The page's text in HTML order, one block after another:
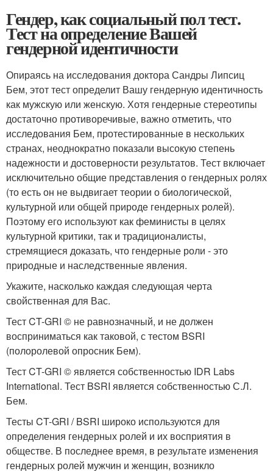
Гендер, как социальный пол тест.
Тест на определение Вашей
гендерной идентичности
Опираясь на исследования доктора Сандры Липсиц
Бем, этот тест определит Вашу гендерную идентичность
как мужскую или женскую. Хотя гендерные стереотипы
достаточно противоречивые, важно отметить, что
исследования Бем, протестированные в нескольких
странах, неоднократно показали высокую степень
надежности и достоверности результатов. Тест включает
исключительно общие представления о гендерных ролях
(то есть он не выдвигает теории о биологической,
культурной или общей природе гендерных ролей).
Поэтому его используют как феминисты в целях
культурной критики, так и традиционалисты,
стремящиеся доказать, что гендерные роли - это
природные и наследственные явления.
Укажите, насколько каждая следующая черта
свойственная для Вас.
Тест CT-GRI © не равнозначный, и не должен
восприниматься как таковой, с тестом BSRI
(полоролевой опросник Бем).
Тест CT-GRI © является собственностью IDR Labs
International. Тест BSRI является собственностью С.Л.
Бем.
Тесты CT-GRI / BSRI широко используются для
определения гендерных ролей и их восприятия в
обществе. В последнее время, в результате изменения
гендерных ролей мужчин и женщин, возникло